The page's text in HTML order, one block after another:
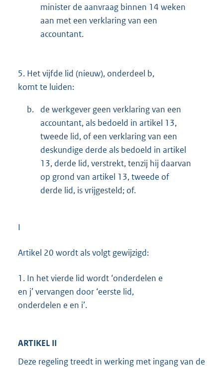
minister de aanvraag binnen 14 weken
aan met een verklaring van een
accountant.
5. Het vijfde lid (nieuw), onderdeel b,
komt te luiden:
b.
de werkgever geen verklaring van een
accountant, als bedoeld in artikel 13,
tweede lid, of een verklaring van een
deskundige derde als bedoeld in artikel
13, derde lid, verstrekt, tenzij hij daarvan
op grond van artikel 13, tweede of
derde lid, is vrijgesteld; of.
I
Artikel 20 wordt als volgt gewijzigd:
1. In het vierde lid wordt ‘onderdelen e
en j’ vervangen door ‘eerste lid,
onderdelen e en i’.
ARTIKEL II
Deze regeling treedt in werking met ingang van de